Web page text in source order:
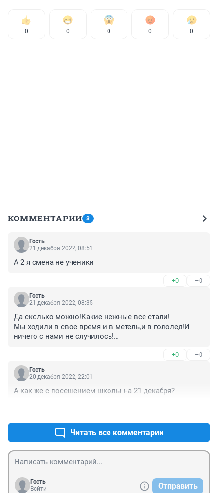
0 0 0 0 0
КОММЕНТАРИИ 3
Гость
21 декабря 2022, 08:51
А 2 я смена не ученики
+0 –0
Гость
21 декабря 2022, 08:35
Да сколько можно!Какие нежные все стали!
Мы ходили в свое время и в метель,и в гололед!И
ничего с нами не случилось!
гололед ни почем!Поколение неучей на подходе...!
+0 –0
Гость
20 декабря 2022, 22:01
А как же с посещением школы на 21 декабря?
Читать все комментарии
Гость
Войти
Отправить